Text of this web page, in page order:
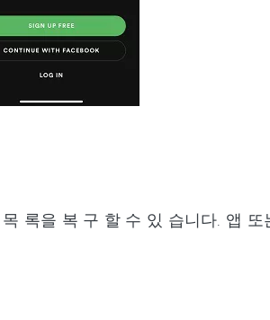
록을 복 구 할 수 있 습니다. 앱